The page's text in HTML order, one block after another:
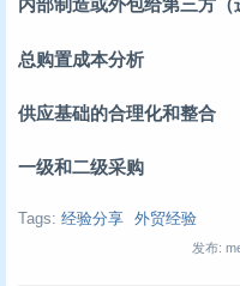
内部制造或外包给第三方（
总购置成本分析
供应基础的合理化和整合
一级和二级采购
Tags: 经验分享 外贸经验
发布: